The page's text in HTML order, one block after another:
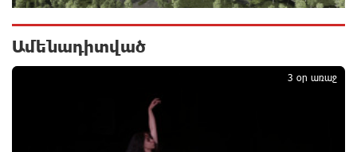
11 ժամ առաջ
Մալաթիա-Սեբաստիա վարչական շրջանում
արմատից փտած հերթական ծառն է տապալվել
11 ժամ առաջ
Իրանը և Օմանը պլանավորում են փոխել Հորմուզի
Ամենադիտված
3 օր առաջ
1